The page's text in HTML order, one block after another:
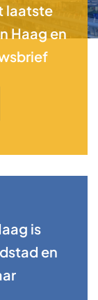
laatste
Haag en
is
en